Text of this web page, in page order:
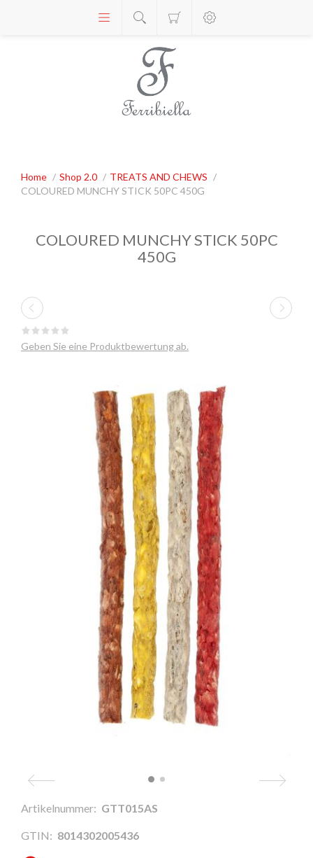
Home / Shop 2.0 / TREATS AND CHEWS /
COLOURED MUNCHY STICK 50PC 450G
COLOURED MUNCHY STICK 50PC
450G
Geben Sie eine Produktbewertung ab.
Artikelnummer: GTT015AS
GTIN: 8014302005436